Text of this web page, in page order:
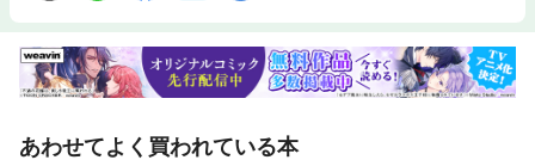
あわせてよく買われている本